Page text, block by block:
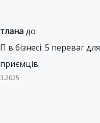
до
в бізнесі: 5 переваг для